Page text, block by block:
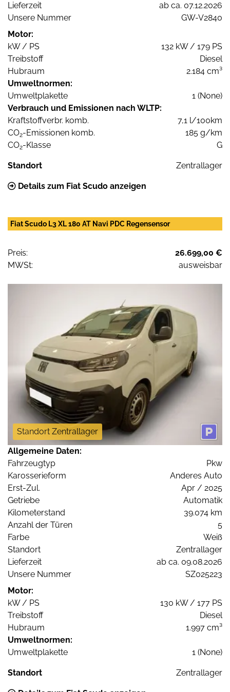
Lieferzeit
ab ca. 07.12.2026
Unsere Nummer
GW-V2840
Motor:
kW / PS
132 kW / 179 PS
Treibstoff
Diesel
Hubraum
2.184 cm³
Umweltnormen:
Umweltplakette
1 (None)
Verbrauch und Emissionen nach WLTP:
Kraftstoffverbr. komb.
7,1 l/100km
CO2-Emissionen komb.
185 g/km
CO2-Klasse G
Standort Zentrallager
Details zum Fiat Scudo anzeigen
Fiat Scudo L3 XL 180 AT Navi PDC Regensensor
Preis:
26.699,00 €
MWSt:
ausweisbar
Standort Zentrallager
Allgemeine Daten:
Fahrzeugtyp
Pkw
Karosserieform
Anderes Auto
Erst-Zul.
Apr / 2025
Getriebe
Automatik
Kilometerstand
39.074 km
Anzahl der Türen
5
Farbe
Weiß
Standort
Zentrallager
Lieferzeit
ab ca. 09.08.2026
Unsere Nummer
SZ025223
Motor:
kW / PS
130 kW / 177 PS
Treibstoff
Diesel
Hubraum
1.997 cm³
Umweltnormen:
Umweltplakette
1 (None)
Standort Zentrallager